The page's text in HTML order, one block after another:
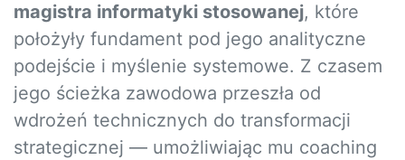
magistra informatyki stosowanej, które
położyły fundament pod jego analityczne
podejście i myślenie systemowe. Z czasem
jego ścieżka zawodowa przeszła od
wdrożeń technicznych do transformacji
strategicznej — umożliwiając mu coaching